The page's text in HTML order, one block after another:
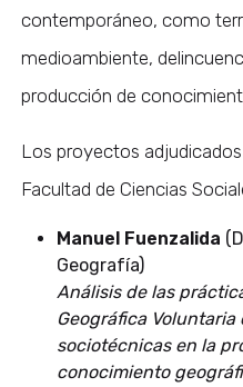
contemporáneo, como
medioambiente,
producción de
Los proyectos
Facultad de Ciencias
Manuel Fuenzalida
Geografía)
Análisis de las
Geográfica
sociotécnicas en la
conocimiento